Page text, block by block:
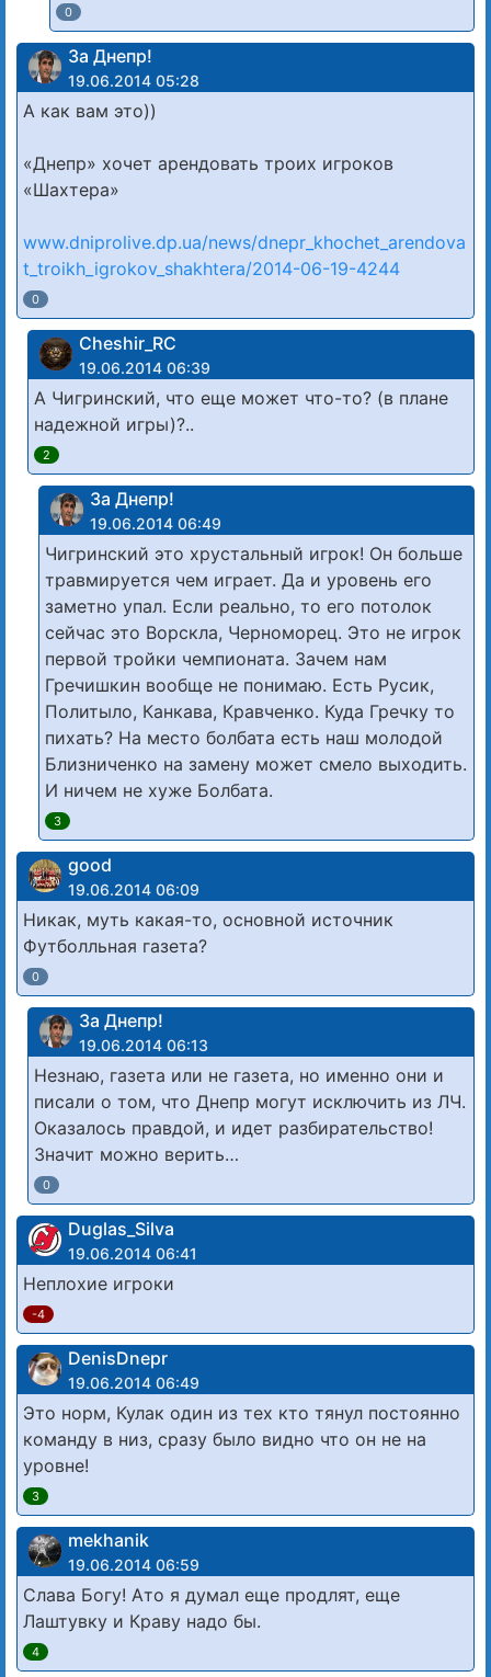
0
За Днепр!
19.06.2014 05:28
А как вам это))
«Днепр» хочет арендовать троих игроков
«Шахтера»
www.dniprolive.dp.ua/news/dnepr_khochet_arendova
t_troikh_igrokov_shakhtera/2014-06-19-4244
0
Cheshir_RC
19.06.2014 06:39
А Чигринский, что еще может что-то? (в плане
надежной игры)?..
2
За Днепр!
19.06.2014 06:49
Чигринский это хрустальный игрок! Он больше
травмируется чем играет. Да и уровень его
заметно упал. Если реально, то его потолок
сейчас это Ворскла, Черноморец. Это не игрок
первой тройки чемпионата. Зачем нам
Гречишкин вообще не понимаю. Есть Русик,
Политыло, Канкава, Кравченко. Куда Гречку то
пихать? На место болбата есть наш молодой
Близниченко на замену может смело выходить.
И ничем не хуже Болбата.
3
good
19.06.2014 06:09
Никак, муть какая-то, основной источник
Футболльная газета?
0
За Днепр!
19.06.2014 06:13
Незнаю, газета или не газета, но именно они и
писали о том, что Днепр могут исключить из ЛЧ.
Оказалось правдой, и идет разбирательство!
Значит можно верить…
0
Duglas_Silva
19.06.2014 06:41
Неплохие игроки
-4
DenisDnepr
19.06.2014 06:49
Это норм, Кулак один из тех кто тянул постоянно
команду в низ, сразу было видно что он не на
уровне!
3
mekhanik
19.06.2014 06:59
Слава Богу! Ато я думал еще продлят, еще
Лаштувку и Краву надо бы.
4